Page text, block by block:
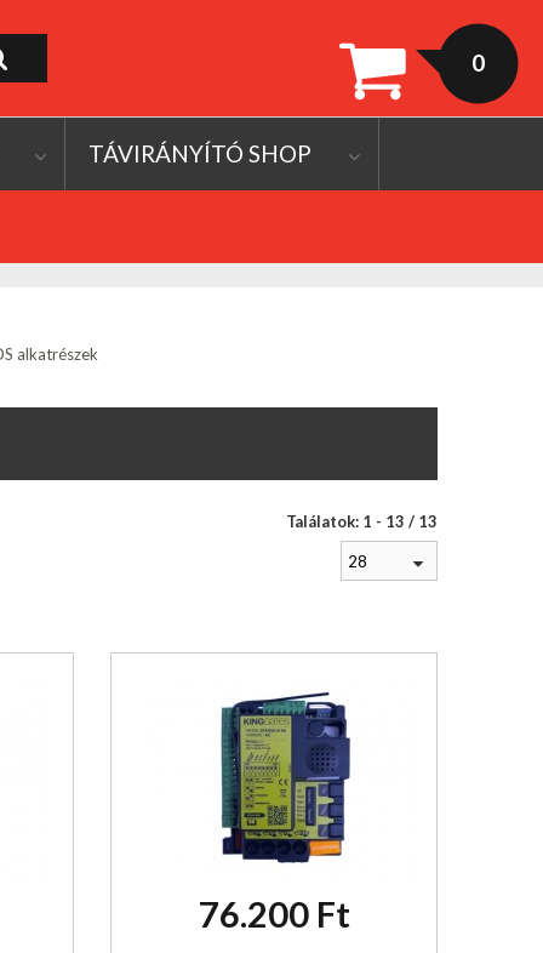
0
TÁVIRÁNYÍTÓ SHOP
alkatrészek
Találatok: 1 - 13 / 13
28
76.200 Ft